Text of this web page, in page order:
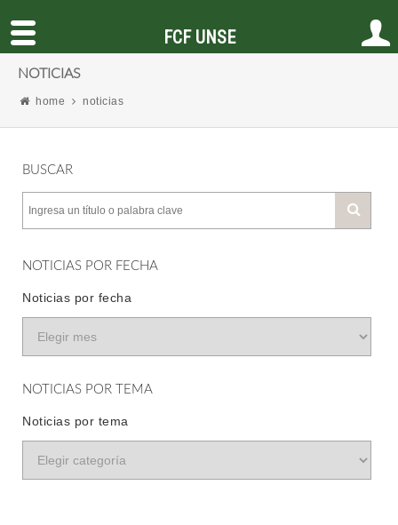
NOTICIAS
home noticias
BUSCAR
NOTICIAS POR FECHA
Noticias por fecha
NOTICIAS POR TEMA
Noticias por tema
FCF UNSE